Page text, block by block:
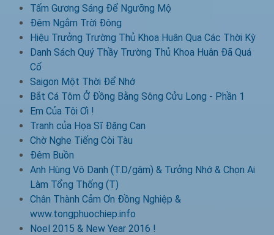
Tấm Gương Sáng Để Ngưỡng Mộ
Đêm Ngắm Trời Đông
Hiệu Trưởng Trường Thủ Khoa Huân Qua Các Thời Kỳ
Danh Sách Quý Thầy Trường Thủ Khoa Huân Đã Quá
Cố
Saigon Một Thời Để Nhớ
Bắt Cá Tôm Ở Đồng Bằng Sông Cửu Long - Phần 1
Em Của Tôi Ơi !
Tranh của Họa Sĩ Đặng Can
Chờ Nghe Tiếng Còi Tàu
Đêm Buồn
Anh Hùng Vô Danh (T.D/gâm) & Tưởng Nhớ & Chọn Ai
Làm Tổng Thống (T)
Chân Thành Cảm Ơn Đồng Nghiệp &
www.tongphuochiep.info
Noel 2015 & New Year 2016 !